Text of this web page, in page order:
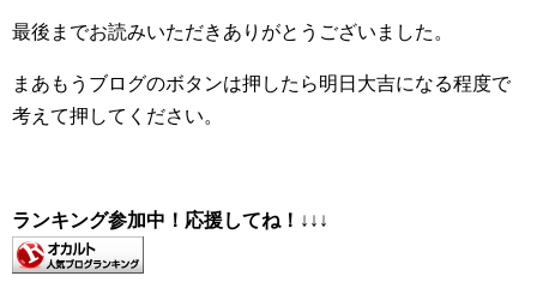
最後までお読みいただきありがとうございました。
まあもうブログのボタンは押したら明日大吉になる程度で
考えて押してください。
ランキング参加中！応援してね！ ↓↓↓